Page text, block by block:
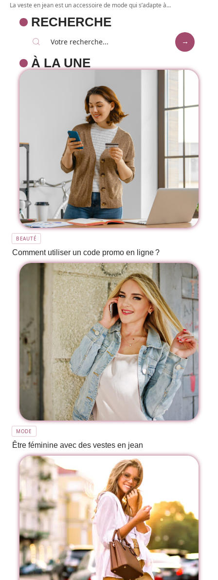
La veste en jean est un accessoire de mode qui s’adapte à…
RECHERCHE
À LA UNE
BEAUTÉ
Comment utiliser un code promo en ligne ?
MODE
Être féminine avec des vestes en jean